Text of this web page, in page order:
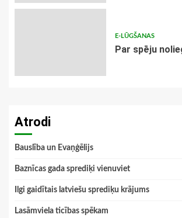
E-LŪGŠANAS
Par spēju
Atrodi
Bauslība un Evaņģēlijs
Baznīcas gada sprediķi vienuviet
Ilgi gaidītais latviešu sprediķu krājums
Lasāmviela ticības spēkam